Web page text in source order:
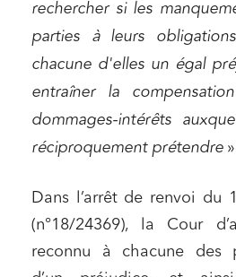
rechercher si les
parties à leurs
chacune d'elles un égal
entraîner la
dommages-intérêts
réciproquement prétendre
Dans l’arrêt de renvoi du
(n°18/24369), la Cour
reconnu à chacune des